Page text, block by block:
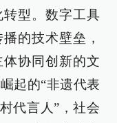
型。数字工具
的技术壁垒，
协同创新的文
起的“非遗代表
代言人”，社会